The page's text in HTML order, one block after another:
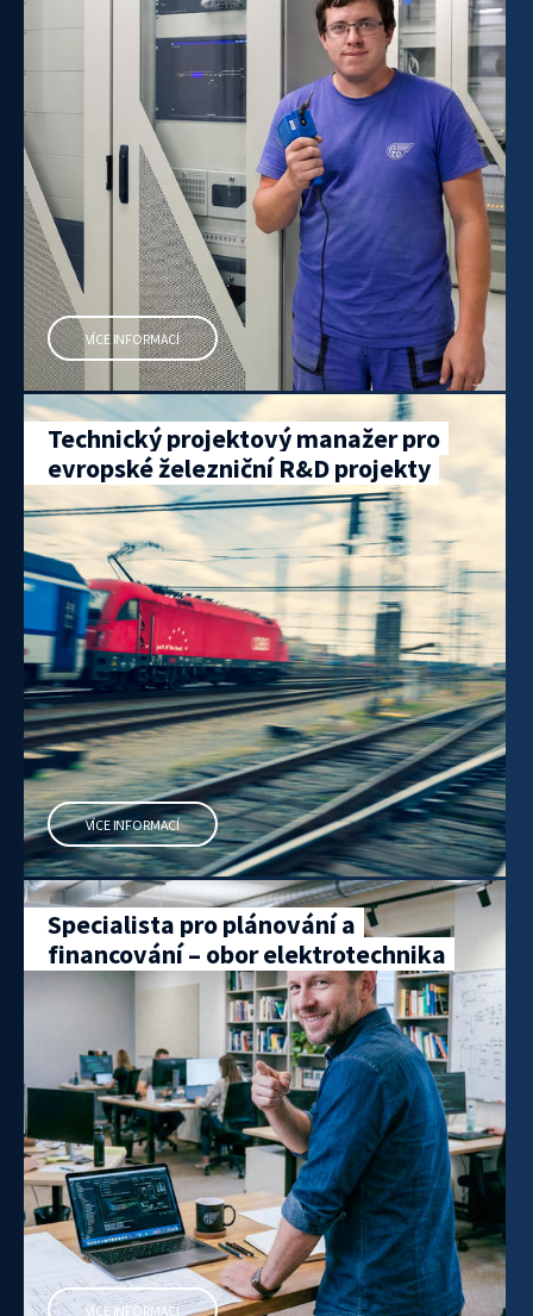
VÍCE INFORMACÍ
Technický projektový manažer pro
evropské železniční R&D projekty
VÍCE INFORMACÍ
Specialista pro plánování a
financování – obor elektrotechnika
VÍCE INFORMACÍ